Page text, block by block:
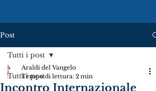
Post
Tutti i post
Tutti i post
Incontro Internazionale
Araldi del Vangelo
Tempo di lettura: 2 min